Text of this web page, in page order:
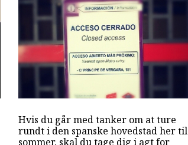
Hvis du går med tanker om at ture
rundt i den spanske hovedstad her til
sommer, skal du tage dig i agt for